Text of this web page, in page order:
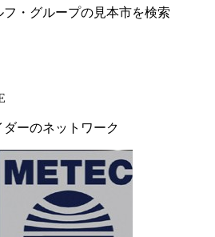
・グループの見本市を検索
ーのネットワーク